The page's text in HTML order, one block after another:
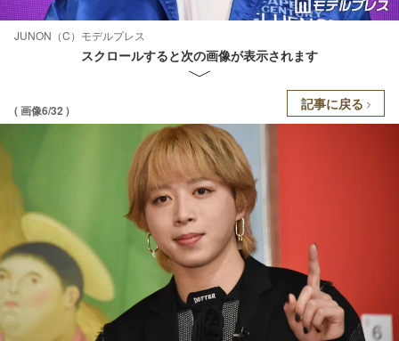
JUNON（C）モデルプレス
スクロールすると次の画像が表示されます
( 画像6/32 ) 記事に戻る